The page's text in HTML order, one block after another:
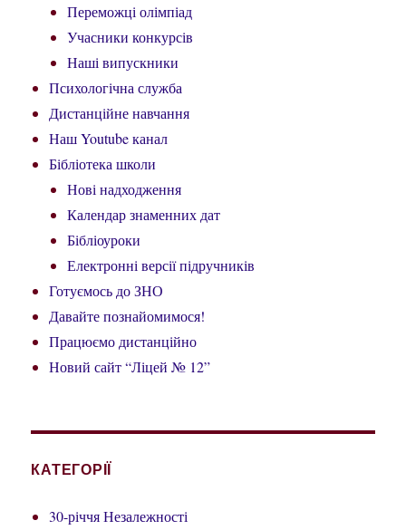
Переможці олімпіад
Учасники конкурсів
Наші випускники
Психологічна служба
Дистанційне навчання
Наш Youtube канал
Бібліотека школи
Нові надходження
Календар знаменних дат
Бібліоуроки
Електронні версії підручників
Готуємось до ЗНО
Давайте познайомимося!
Працюємо дистанційно
Новий сайт “Ліцей № 12”
КАТЕГОРІЇ
30-річчя Незалежності